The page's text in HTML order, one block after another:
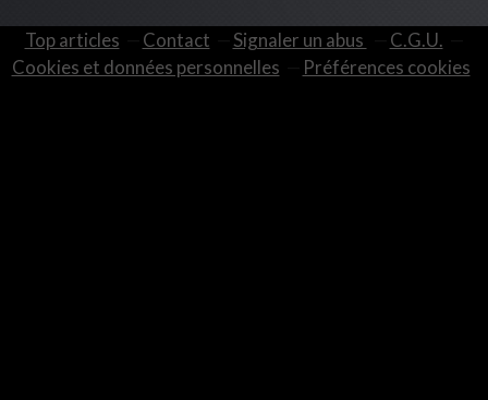
Top articles Contact Signaler un abus
C.G.U.
Cookies et données personnelles
Préférences cookies